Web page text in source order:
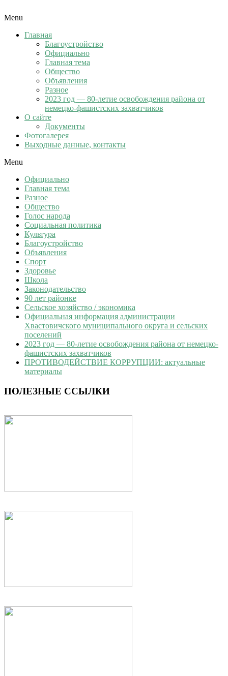
Menu
Главная
Благоустройство
Официально
Главная тема
Общество
Объявления
Разное
2023 год — 80-летие освобождения района от
немецко-фашистских захватчиков
О сайте
Документы
Фотогалерея
Выходные данные, контакты
Menu
Официально
Главная тема
Разное
Общество
Голос народа
Социальная политика
Культура
Благоустройство
Объявления
Спорт
Здоровье
Школа
Законодательство
90 лет районке
Сельское хозяйство / экономика
Официальная информация администрации
Хвастовичского муниципального округа и сельских
поселений
2023 год — 80-летие освобождения района от немецко-
фашистских захватчиков
ПРОТИВОДЕЙСТВИЕ КОРРУПЦИИ: актуальные
материалы
ПОЛЕЗНЫЕ ССЫЛКИ